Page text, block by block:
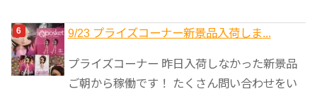
9/23 プライズコーナー新景品入荷しま...
プライズコーナー 昨日入荷しなかった新景品
ご朝から稼働です！ たくさん問い合わせをい